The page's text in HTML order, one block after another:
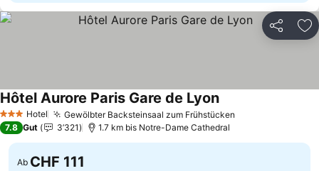
Teilen
3 SterneHotel Gewölbter Backsteinsaal zum Frühstücken
Hôtel Aurore Paris Gare de LyonPreise sehen
7.8 Gut 3’321 1.7 km bis Notre-Dame Cathedral
Ab CHF 111